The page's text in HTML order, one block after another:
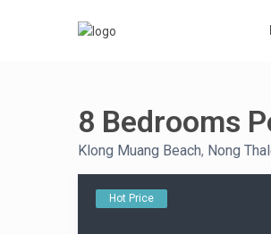
8 Bedrooms
Klong Muang Beach, Nong
Hot Price